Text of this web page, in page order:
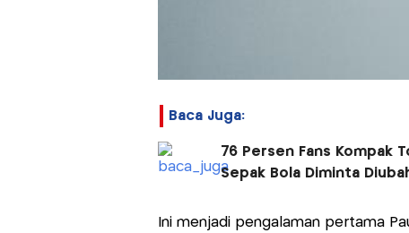
Baca Juga:
76 Persen Fans Kompak
Sepak Bola Diminta
Ini menjadi pengalaman pertama